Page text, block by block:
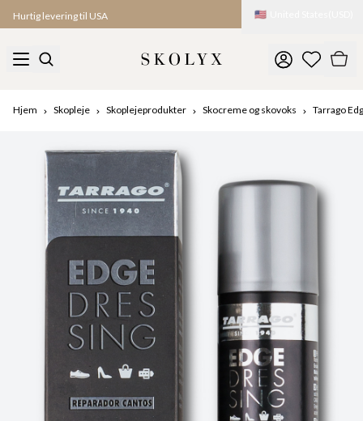
Hurtig levering til USA 🇺🇸
Hjem Skopleje Skoplejeprodukter Skocreme og skovoks Tarrago